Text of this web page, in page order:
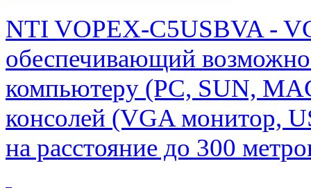
NTI VOPEX-C5USBVA -
обеспечивающий
компьютеру (PC, SUN,
консолей (VGA монитор,
на расстояние до 300